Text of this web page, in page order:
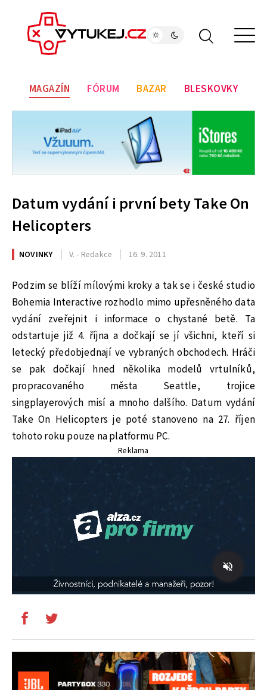
MAGAZÍN FÓRUM BAZAR BLESKOVKY
Datum vydání i první bety Take On
Helicopters
NOVINKY V. - Redakce 16. 9. 2011
Podzim se blíží mílovými kroky a tak se i české studio
Bohemia Interactive rozhodlo mimo upřesněného data
vydání zveřejnit i informace o chystané betě. Ta
odstartuje již 4. října a dočkají se jí všichni, kteří si
letecký předobjednají ve vybraných obchodech. Hráči
se pak dočkají hned několika modelů vrtulníků,
propracovaného města Seattle, trojice
singplayerových misí a mnoho dalšího. Datum vydání
Take On Helicopters je poté stanoveno na 27. říjen
tohoto roku pouze na platformu PC.
Reklama